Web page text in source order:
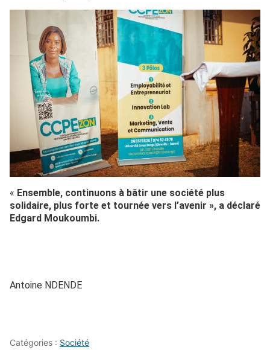
« Ensemble, continuons à bâtir une société plus
solidaire, plus forte et tournée vers l’avenir », a déclaré
Edgard Moukoumbi.
Antoine NDENDE
Catégories : Société